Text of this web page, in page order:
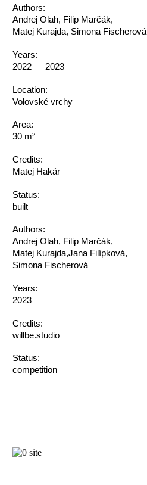
Authors:
Andrej Olah, Filip Marčák,
Matej Kurajda, Simona Fischerová
Years:
2022 — 2023
Location:
Volovské vrchy
Area:
30 m²
Credits:
Matej Hakár
Status:
built
Authors:
Andrej Olah, Filip Marčák,
Matej Kurajda,Jana Filípková,
Simona Fischerová
Years:
2023
Credits:
willbe.studio
Status:
competition